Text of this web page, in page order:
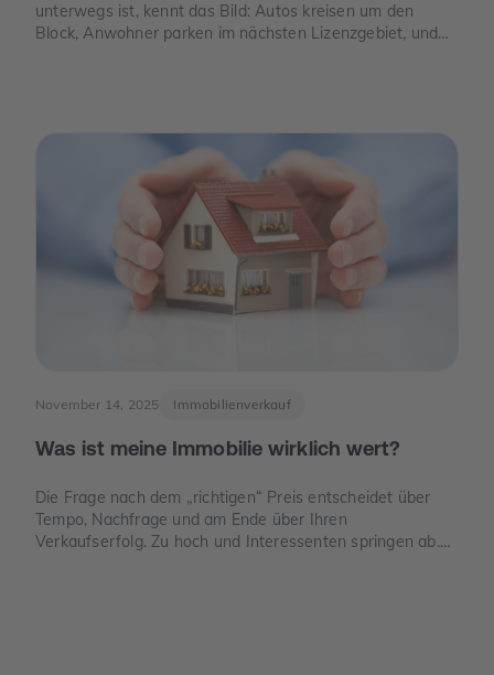
unterwegs ist, kennt das Bild: Autos kreisen um den
Block, Anwohner parken im nächsten Lizenzgebiet, und
und E-Mobilität den Wert eines Stellplatzes oder einer
Garage verändern können.
November 14, 2025 Immobilienverkauf
Was ist meine Immobilie wirklich wert?
Die Frage nach dem „richtigen“ Preis entscheidet über
Tempo, Nachfrage und am Ende über Ihren
Verkaufserfolg. Zu hoch und Interessenten springen ab.